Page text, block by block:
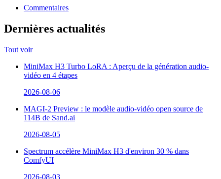
Commentaires
Dernières actualités
Tout voir
MiniMax H3 Turbo LoRA : Aperçu de la génération audio-
vidéo en 4 étapes
2026-08-06
MAGI-2 Preview : le modèle audio-vidéo open source de
114B de Sand.ai
2026-08-05
Spectrum accélère MiniMax H3 d'environ 30 % dans
ComfyUI
2026-08-03